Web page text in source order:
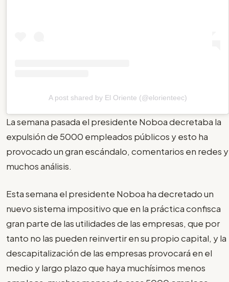
A post shared by El Oriente (@elorienteec)
La semana pasada el presidente Noboa decretaba la
expulsión de 5000 empleados públicos y esto ha
provocado un gran escándalo, comentarios en redes y
muchos análisis.
Esta semana el presidente Noboa ha decretado un
nuevo sistema impositivo que en la práctica confisca
gran parte de las utilidades de las empresas, que por
tanto no las pueden reinvertir en su propio capital, y la
descapitalización de las empresas provocará en el
medio y largo plazo que haya muchísimos menos